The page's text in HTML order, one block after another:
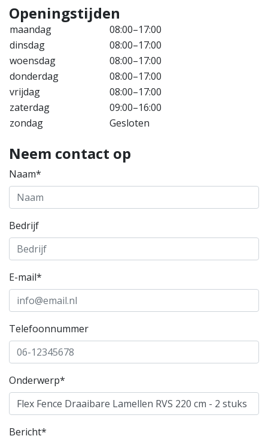
Openingstijden
maandag
08:00–17:00
dinsdag
08:00–17:00
woensdag
08:00–17:00
donderdag
08:00–17:00
vrijdag
08:00–17:00
zaterdag
09:00–16:00
zondag
Gesloten
Neem contact op
Naam*
Bedrijf
E-mail*
Telefoonnummer
Onderwerp*
Bericht*